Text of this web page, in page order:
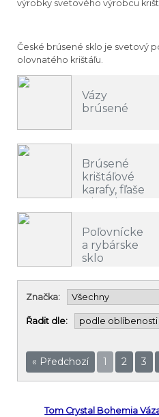
výrobky svetového výrobcu
České brúsené sklo je svetový
olovnatého krištáľu
Vázy
brúsené
Brúsené
krištáľové
karafy, fľaše
a krčahy
Poľovnícke
a rybárske
sklo
Značka:
Řadit dle:
« Předchozí 1 2 3
Tom Crystal Bohemia